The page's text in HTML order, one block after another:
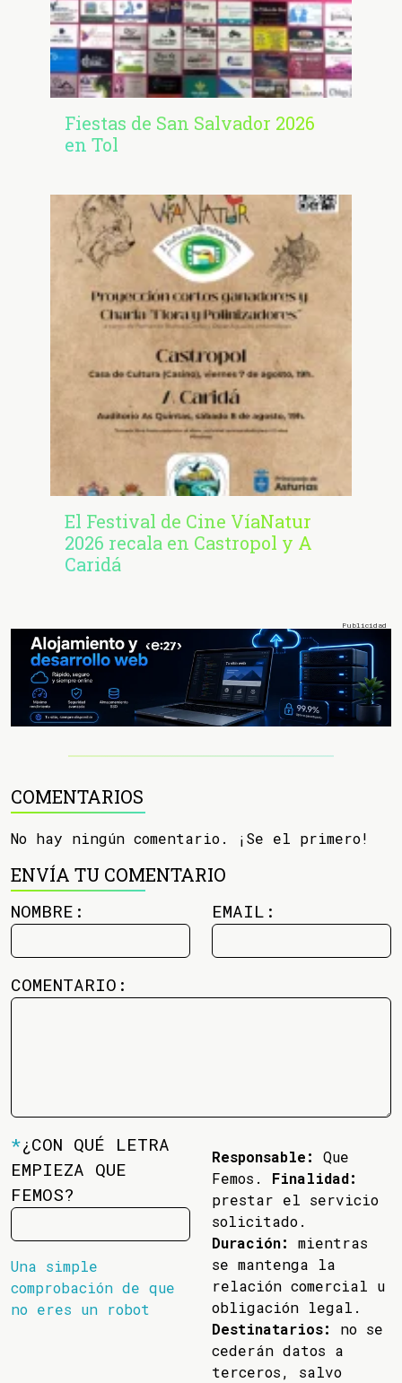
Fiestas de San Salvador 2026
en Tol
El Festival de Cine VíaNatur
2026 recala en Castropol y A
Caridá
COMENTARIOS
No hay ningún comentario. ¡Se el primero!
ENVÍA TU COMENTARIO
NOMBRE: EMAIL:
COMENTARIO:
*¿CON QUÉ LETRA
EMPIEZA QUE
FEMOS?
Una simple
comprobación de que
no eres un robot
Responsable:
Que
Femos. Finalidad:
prestar el servicio
solicitado.
Duración:
mientras
se mantenga la
relación comercial u
obligación legal.
Destinatarios:
no se
cederán datos a
terceros, salvo